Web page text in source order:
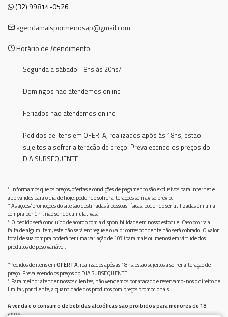
(32) 99814-0526
agendamaispormenosap@gmail.com
Horário de Atendimento:
Segunda a sábado - 8hs ás 20hs/
Domingos não atendemos online
Feriados não atendemos online
Pedidos de itens em OFERTA, realizados após ás 18hs, estão
sujeitos a sofrer alteração de preço. Prevalecendo os preços do
DIA SUBSEQUENTE.
* Informamos que os preços, ofertas e condições de pagamento são exclusivos para internet e
app válidos para o dia de hoje, podendo sofrer alterações sem aviso prévio.
* As ações/promoções do site são destinadas à pessoas físicas, podendo ser utilizadas em uma
compra por CPF, não sendo cumulativas.
* O pedido será concluído de acordo com a disponibilidade em nosso estoque. Caso ocorra a
falta de algum item, este não será entregue e o valor correspondente não será cobrado. O valor
total de sua compra poderá ter uma variação de 10% (para mais ou menos) em virtude dos
produtos de peso variável.
*Pedidos de itens emOFERTA, realizados após ás 18hs, estão sujeitos a sofrer alteração de
preço. Prevalecendo os preços do DIA SUBSEQUENTE.
* Para melhor atender nossos clientes, não vendemos por atacado e reservamo-nos o direito de
limitar, por cliente, a quantidade dos produtos com preços promocionais.
A venda e o consumo de bebidas alcoólicas são proibidos para menores de 18
anos.